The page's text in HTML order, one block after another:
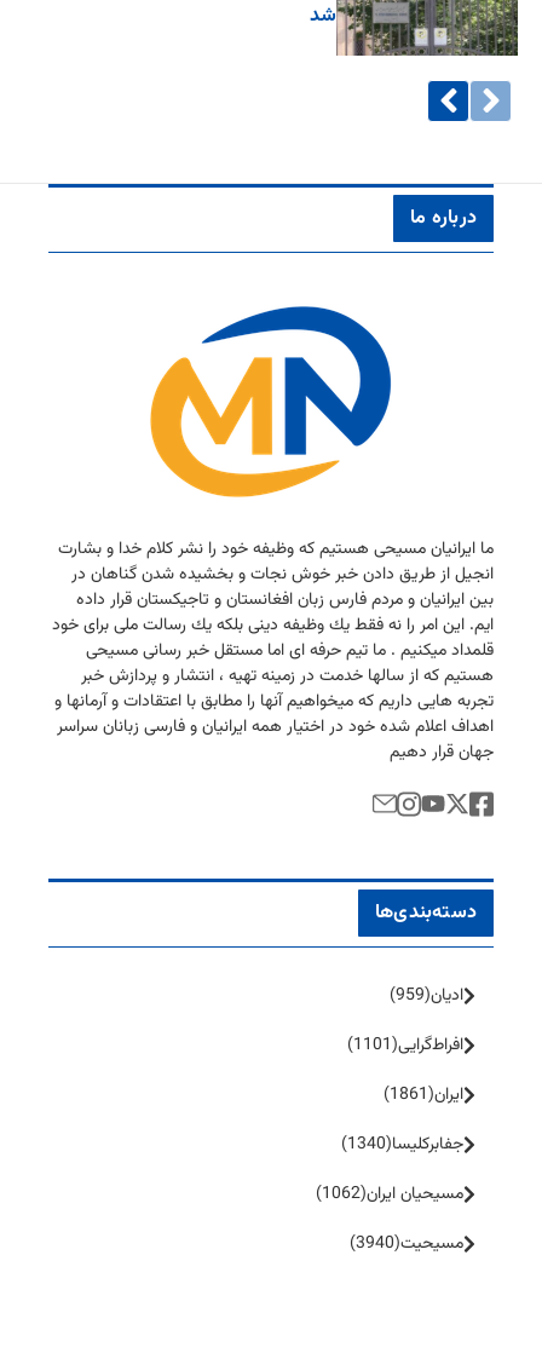
شد
درباره ما
ما ایرانیان مسیحی هستیم كه وظیفه خود را نشر كلام خدا و بشارت
انجیل از طریق دادن خبر خوش نجات و بخشیده شدن گناهان در
بین ایرانیان و مردم فارس زبان افغانستان و تاجیكستان قرار داده
ایم. این امر را نه فقط یك وظیفه دینی بلكه یك رسالت ملی برای خود
قلمداد میكنیم . ما تیم حرفه ای اما مستقل خبر رسانی مسیحی
هستیم كه از سالها خدمت در زمینه تهیه ، انتشار و پردازش خبر
تجربه هایی داریم كه میخواهیم آنها را مطابق با اعتقادات و آرمانها و
اهداف اعلام شده خود در اختیار همه ایرانیان و فارسی زبانان سراسر
جهان قرار دهیم
دسته‌بندی‌ها
ادیان(959)
افراط‌گرایی(1101)
ایران(1861)
جفا‌بر‌کلیسا(1340)
مسیحیان ایران(1062)
مسیحیت(3940)